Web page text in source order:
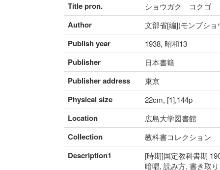
Title pron. ショウガク コクゴ
Author 文部省[編](モンブショ
Publish year 1938, 昭和13
Publisher 日本書籍
Publisher address 東京
Physical size 22cm, [1],144p
Location 広島大学図書館
Collection 教科書コレクション
Description1
[時期]国定教科書期
暗唱, 読み方, 書き取